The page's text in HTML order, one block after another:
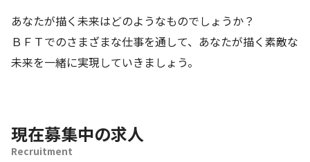
あなたが描く未来はどのようなものでしょうか？
ＢＦＴでのさまざまな仕事を通して、あなたが描く素敵な
未来を一緒に実現していきましょう。
現在募集中の求人
Recruitment